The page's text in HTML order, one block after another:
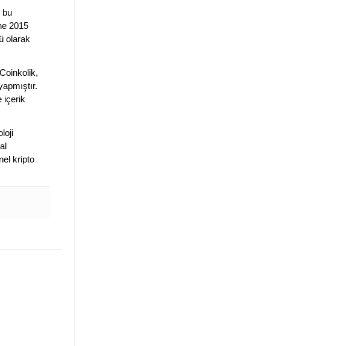
bu
2015
olarak
içerik
kripto